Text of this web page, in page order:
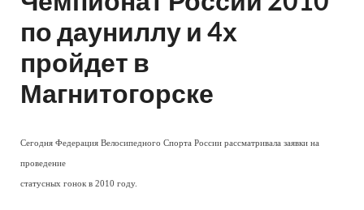
по дауниллу и 4х
пройдет в
Магнитогорске
Сегодня Федерация Велосипедного Спорта России рассматривала заявки на
проведение
статусных гонок в 2010 году.